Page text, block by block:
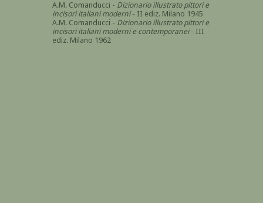
A.M. Comanducci - Dizionario illustrato pittori e
incisori italiani moderni- II ediz. Milano 1945
A.M. Comanducci - Dizionario illustrato pittori e
incisori italiani moderni e contemporanei- III
ediz. Milano 1962